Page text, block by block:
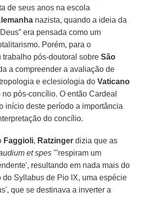
de seus anos na escola
nazista, quando a ideia da
era pensada como um
Porém, para o
trabalho pós-doutoral sobreSão
a compreender a avaliação de
e eclesiologia doVaticano
pós-concílio. O então Cardeal
início deste período a importância
do concílio.
Faggioli, Ratzingerdizia que as
et spes"'respiram um
resultando em nada mais do
do Syllabus de Pio IX, uma espécie
que se destinava a inverter a